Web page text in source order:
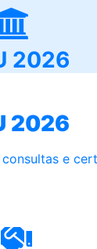
2026
2026
e